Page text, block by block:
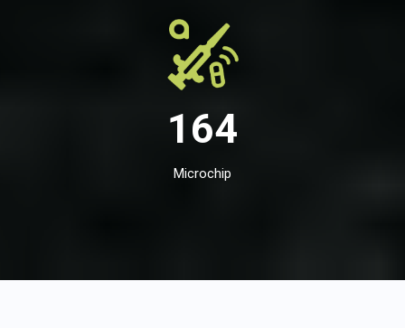
164
Microchip